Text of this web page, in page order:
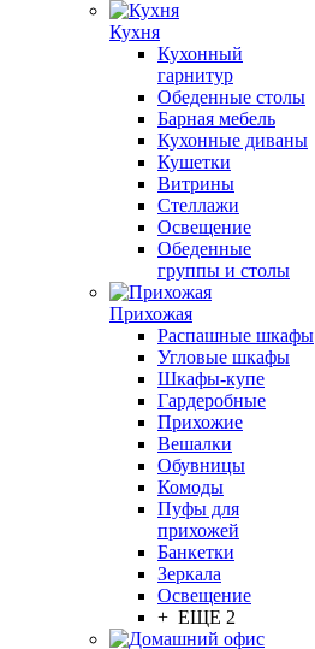
Кухня
Кухонный
гарнитур
Обеденные столы
Барная мебель
Кухонные диваны
Кушетки
Витрины
Стеллажи
Освещение
Обеденные
группы и столы
Прихожая
Распашные шкафы
Угловые шкафы
Шкафы-купе
Гардеробные
Прихожие
Вешалки
Обувницы
Комоды
Пуфы для
прихожей
Банкетки
Зеркала
Освещение
+ ЕЩЕ 2